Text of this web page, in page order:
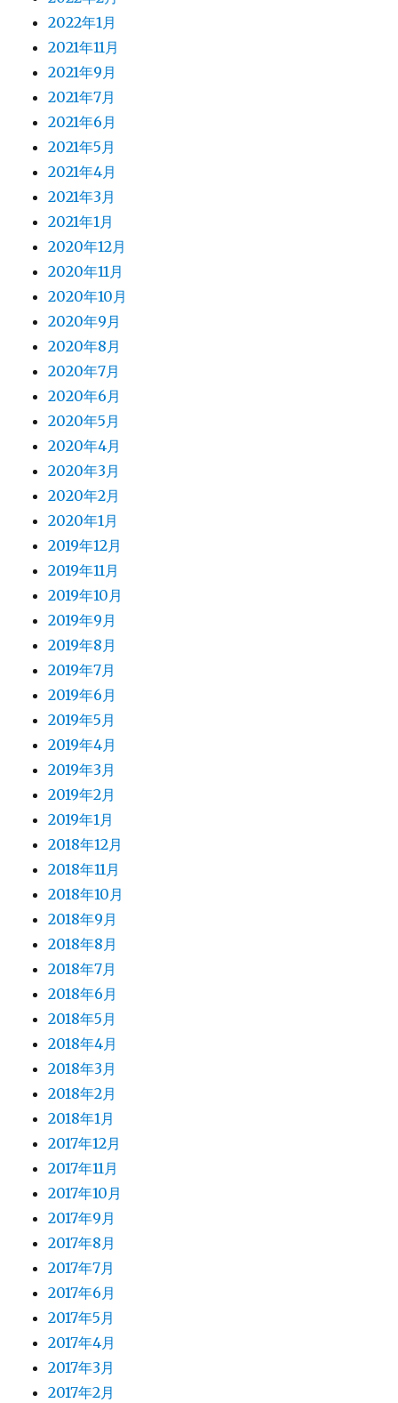
2022年1月
2021年11月
2021年9月
2021年7月
2021年6月
2021年5月
2021年4月
2021年3月
2021年1月
2020年12月
2020年11月
2020年10月
2020年9月
2020年8月
2020年7月
2020年6月
2020年5月
2020年4月
2020年3月
2020年2月
2020年1月
2019年12月
2019年11月
2019年10月
2019年9月
2019年8月
2019年7月
2019年6月
2019年5月
2019年4月
2019年3月
2019年2月
2019年1月
2018年12月
2018年11月
2018年10月
2018年9月
2018年8月
2018年7月
2018年6月
2018年5月
2018年4月
2018年3月
2018年2月
2018年1月
2017年12月
2017年11月
2017年10月
2017年9月
2017年8月
2017年7月
2017年6月
2017年5月
2017年4月
2017年3月
2017年2月